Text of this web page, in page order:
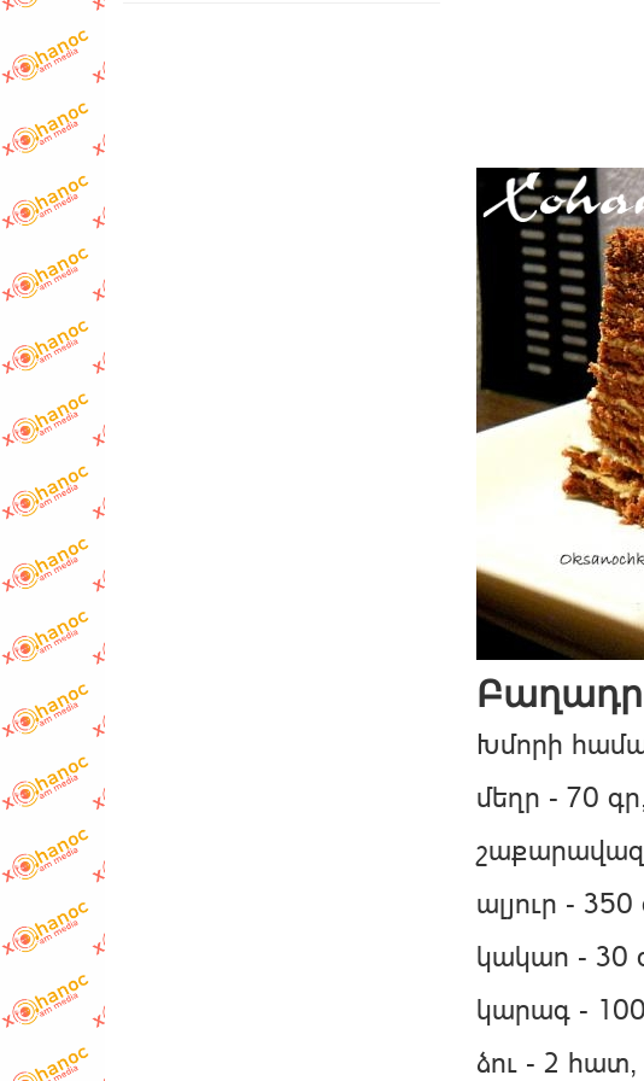
Խմորի
մեղր - 70
շաքարավազ
ալյուր - 350
կակաո - 30
կարագ -
ձու - 2 հատ,